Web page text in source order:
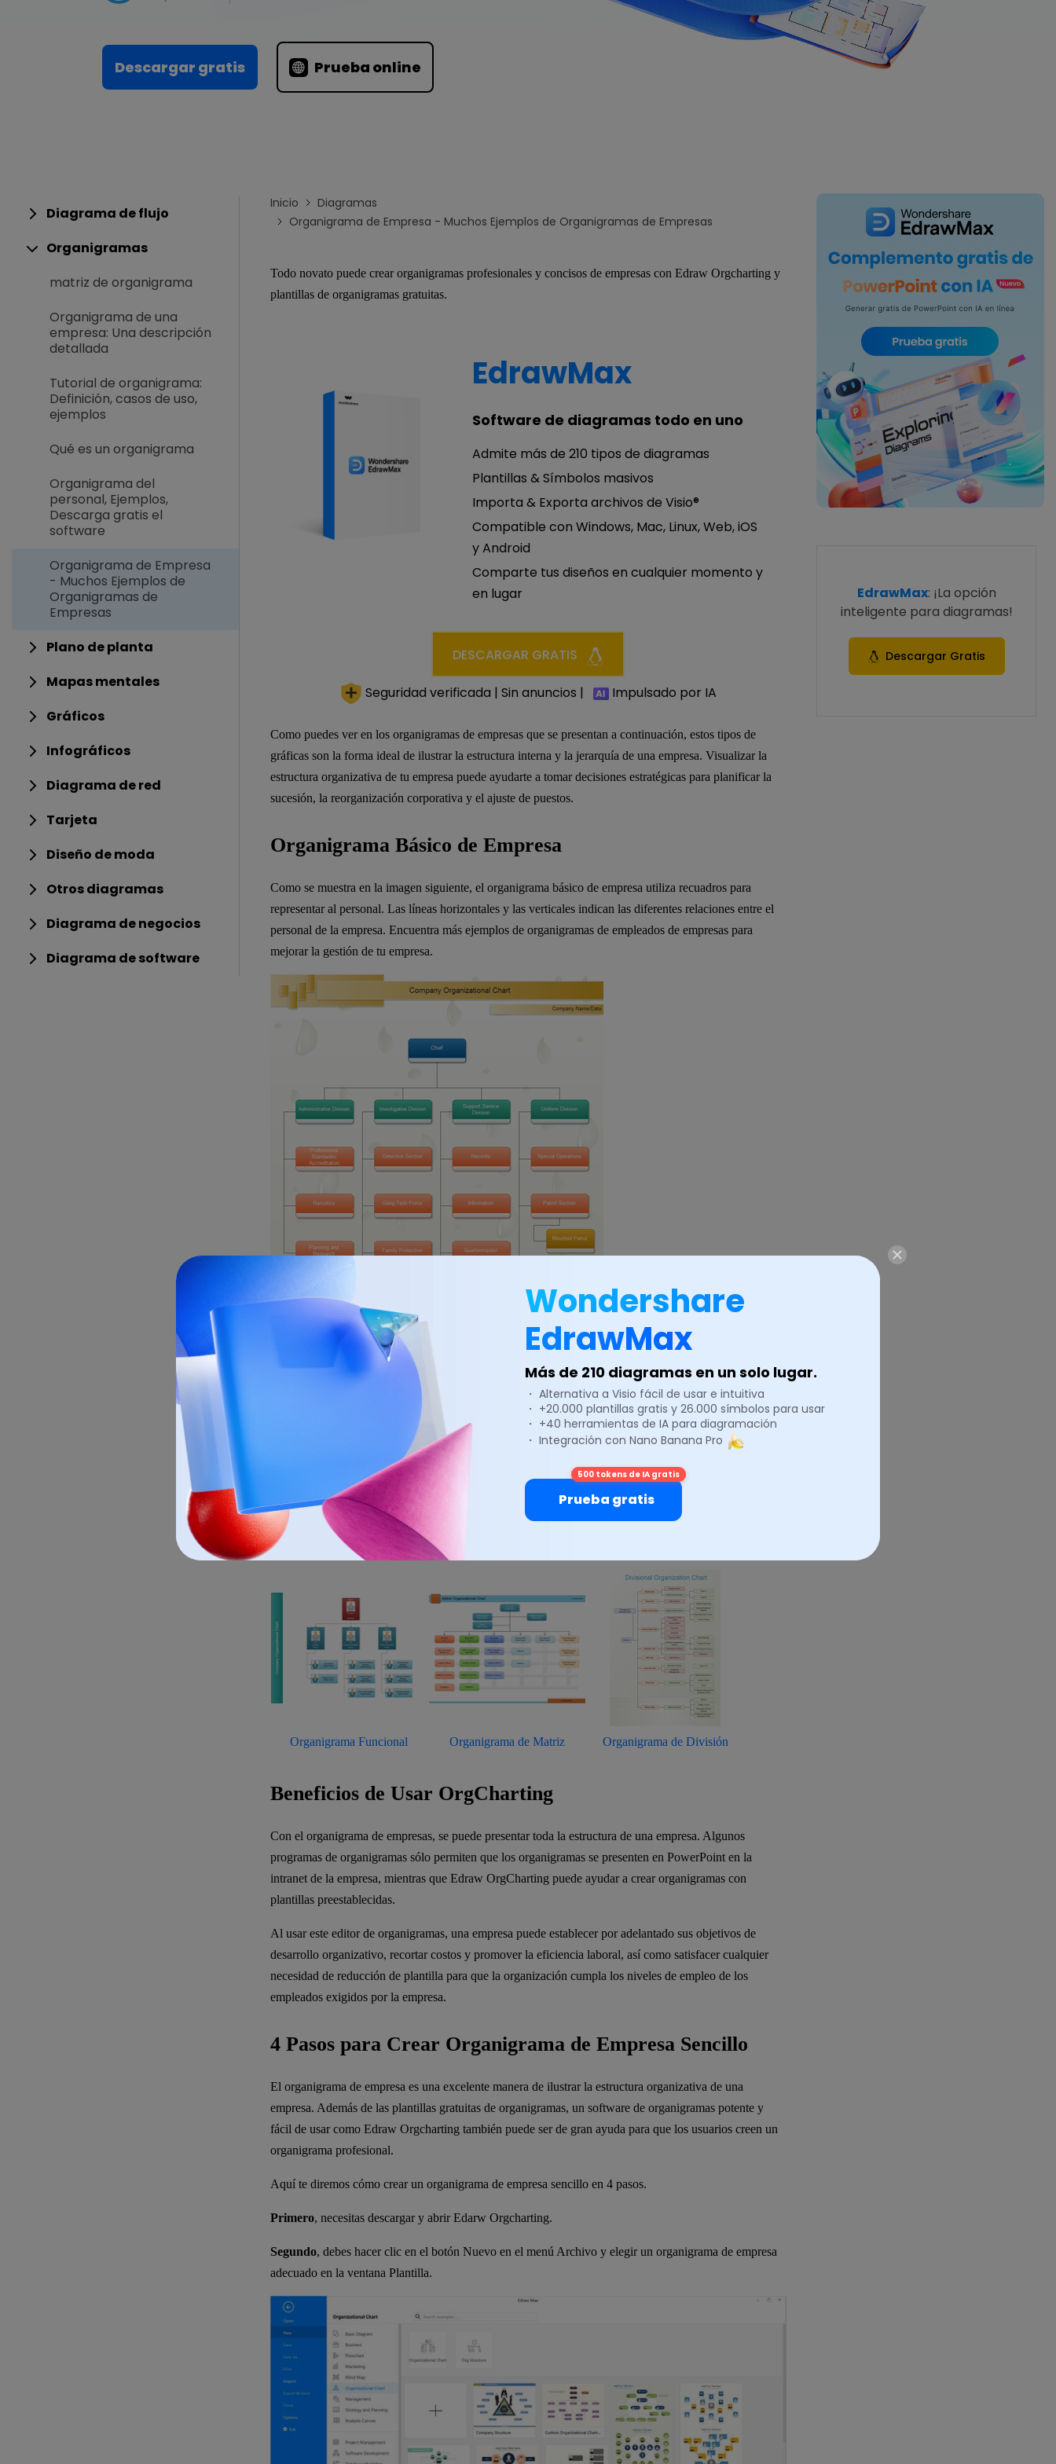
IA de EdrawMind
Creador de IA para
mapa mental.
Descargar gratis Prueba online
Diagrama de flujo
Organigramas
matriz de organigrama
Organigrama de una
empresa: Una descripción
detallada
Tutorial de organigrama:
Definición, casos de uso,
ejemplos
Qué es un organigrama
Organigrama del
personal, Ejemplos,
Descarga gratis el
software
Organigrama de Empresa
- Muchos Ejemplos de
Organigramas de
Empresas
Plano de planta
Mapas mentales
Gráficos
Infográficos
Diagrama de red
Tarjeta
Diseño de moda
Otros diagramas
Diagrama de negocios
Diagrama de software
Inicio
Diagramas
Organigrama de Empresa - Muchos Ejemplos de Organigramas de Empresas
Todo novato puede crear organigramas profesionales y concisos de empresas con Edraw Orgcharting y
plantillas de organigramas gratuitas.
EdrawMax
Software de diagramas todo en uno
Admite más de 210 tipos de diagramas
Plantillas & Símbolos masivos
Importa & Exporta archivos de Visio®
Compatible con Windows, Mac, Linux, Web, iOS
y Android
Comparte tus diseños en cualquier momento y
en lugar
DESCARGAR GRATIS
Seguridad verificada | Sin anuncios | Impulsado por IA
Como puedes ver en los organigramas de empresas que se presentan a continuación, estos tipos de
gráficas son la forma ideal de ilustrar la estructura interna y la jerarquía de una empresa. Visualizar la
estructura organizativa de tu empresa puede ayudarte a tomar decisiones estratégicas para planificar la
sucesión, la reorganización corporativa y el ajuste de puestos.
Organigrama Básico de Empresa
Como se muestra en la imagen siguiente, el organigrama básico de empresa utiliza recuadros para
representar al personal. Las líneas horizontales y las verticales indican las diferentes relaciones entre el
personal de la empresa. Encuentra más ejemplos de organigramas de empleados de empresas para
mejorar la gestión de tu empresa.
Ejemplos de Organigramas de Empresas
Los organigramas de empresas tienen cuatro tipos básicos: organigrama funcional, organigrama de
matriz, organigrama de división y
Organigrama Funcional Organigrama de Matriz Organigrama de División
Beneficios de Usar OrgCharting
Con el organigrama de empresas, se puede presentar toda la estructura de una empresa. Algunos
programas de organigramas sólo permiten que los organigramas se presenten en PowerPoint en la
intranet de la empresa, mientras que Edraw OrgCharting puede ayudar a crear organigramas con
plantillas preestablecidas.
Al usar este editor de organigramas, una empresa puede establecer por adelantado sus objetivos de
desarrollo organizativo, recortar costos y promover la eficiencia laboral, así como satisfacer cualquier
necesidad de reducción de plantilla para que la organización cumpla los niveles de empleo de los
empleados exigidos por la empresa.
4 Pasos para Crear Organigrama de Empresa Sencillo
El organigrama de empresa es una excelente manera de ilustrar la estructura organizativa de una
empresa. Además de las plantillas gratuitas de organigramas, un software de organigramas potente y
fácil de usar como Edraw Orgcharting también puede ser de gran ayuda para que los usuarios creen un
organigrama profesional.
Aquí te diremos cómo crear un organigrama de empresa sencillo en 4 pasos.
Primero, necesitas descargar y abrir Edarw Orgcharting.
Segundo, debes hacer clic en el botón Nuevo en el menú Archivo y elegir un organigrama de empresa
adecuado en la ventana Plantilla.
EdrawMax: ¡La opción
inteligente para diagramas!
Descargar Gratis
Wondershare
EdrawMax
Más de 210 diagramas en un solo lugar.
・ Alternativa a Visio fácil de usar e intuitiva
・ +20.000 plantillas gratis y 26.000 símbolos para usar
・ +40 herramientas de IA para diagramación
・ Integración con Nano Banana Pro
500 tokens de IA gratis
Prueba gratis